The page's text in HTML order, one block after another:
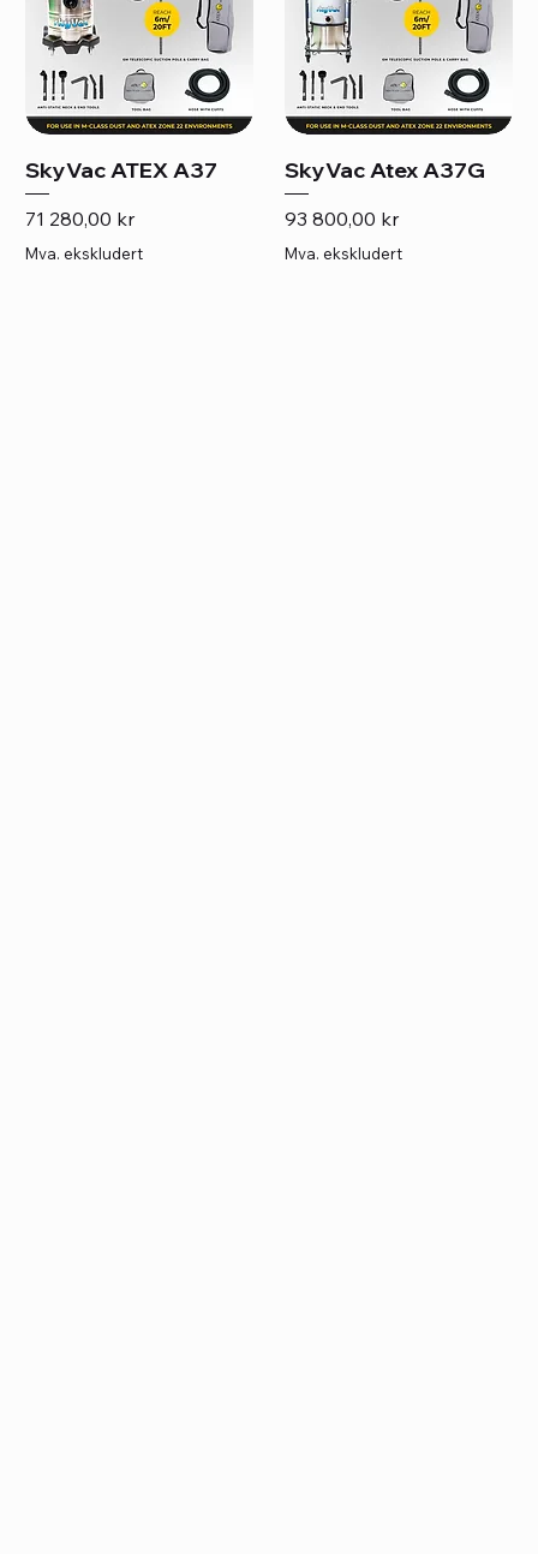
SkyVac ATEX A37
Pris
71 280,00 kr
Mva. ekskludert
SkyVac Atex A37G
Pris
93 800,00 kr
Mva. ekskludert